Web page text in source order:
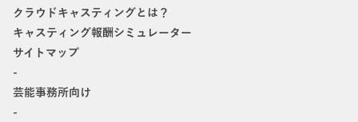
クラウドキャスティングとは？
キャスティング報酬シミュレーター
サイトマップ
-
芸能事務所向け
-